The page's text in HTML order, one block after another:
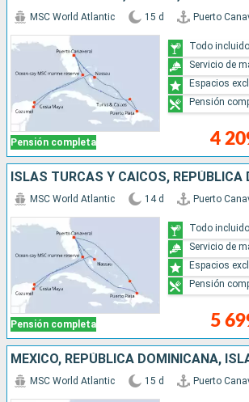
Pensión completa
MSC World Atlantic 15 d Puerto
4
Todo incluido
Servicio de
Espacios
Pensión
Pensión completa
MSC World Atlantic 14 d Puerto
5
Todo incluido
Servicio de
Espacios
Pensión
MSC World Atlantic 15 d Puerto